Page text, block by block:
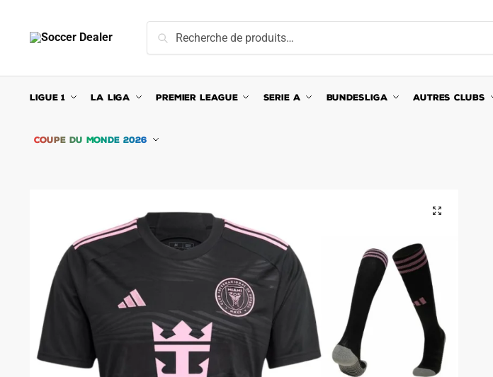
navigation
content
pour :
Recherche
LIGUE 1 LA LIGA PREMIER LEAGUE SERIE A BUNDESLIGA AUTRES CLUBS
COUPE DU MONDE 2026
🔍